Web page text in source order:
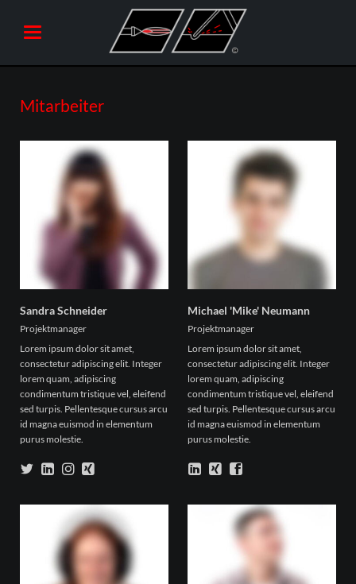
Mitarbeiter
Sandra Schneider
Projektmanager
Lorem ipsum dolor sit amet,
consectetur adipiscing elit. Integer
lorem quam, adipiscing
condimentum tristique vel, eleifend
sed turpis. Pellentesque cursus arcu
id magna euismod in elementum
purus molestie.
Michael 'Mike' Neumann
Projektmanager
Lorem ipsum dolor sit amet,
consectetur adipiscing elit. Integer
lorem quam, adipiscing
condimentum tristique vel, eleifend
sed turpis. Pellentesque cursus arcu
id magna euismod in elementum
purus molestie.